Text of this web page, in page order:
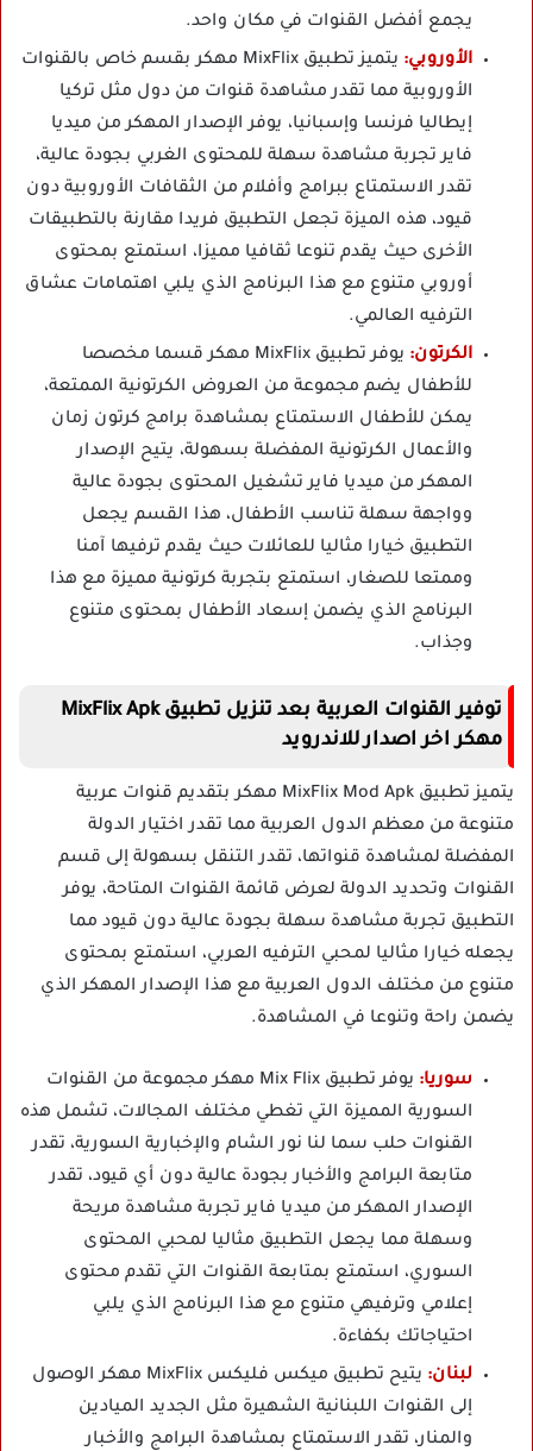
يجمع أفضل القنوات في مكان واحد.
الأوروبي:
يتميز تطبيق MixFlix مهكر بقسم خاص بالقنوات
الأوروبية مما تقدر مشاهدة قنوات من دول مثل تركيا
إيطاليا فرنسا وإسبانيا، يوفر الإصدار المهكر من ميديا
فاير تجربة مشاهدة سهلة للمحتوى الغربي بجودة عالية،
تقدر الاستمتاع ببرامج وأفلام من الثقافات الأوروبية دون
قيود، هذه الميزة تجعل التطبيق فريدا مقارنة بالتطبيقات
الأخرى حيث يقدم تنوعا ثقافيا مميزا، استمتع بمحتوى
أوروبي متنوع مع هذا البرنامج الذي يلبي اهتمامات عشاق
الترفيه العالمي.
الكرتون:
يوفر تطبيق MixFlix مهكر قسما مخصصا
للأطفال يضم مجموعة من العروض الكرتونية الممتعة،
يمكن للأطفال الاستمتاع بمشاهدة برامج كرتون زمان
والأعمال الكرتونية المفضلة بسهولة، يتيح الإصدار
المهكر من ميديا فاير تشغيل المحتوى بجودة عالية
وواجهة سهلة تناسب الأطفال، هذا القسم يجعل
التطبيق خيارا مثاليا للعائلات حيث يقدم ترفيها آمنا
وممتعا للصغار، استمتع بتجربة كرتونية مميزة مع هذا
البرنامج الذي يضمن إسعاد الأطفال بمحتوى متنوع
وجذاب.
توفير القنوات العربية بعد تنزيل تطبيق MixFlix Apk
مهكر اخر اصدار للاندرويد
يتميز تطبيق MixFlix Mod Apk مهكر بتقديم قنوات عربية
متنوعة من معظم الدول العربية مما تقدر اختيار الدولة
المفضلة لمشاهدة قنواتها، تقدر التنقل بسهولة إلى قسم
القنوات وتحديد الدولة لعرض قائمة القنوات المتاحة، يوفر
التطبيق تجربة مشاهدة سهلة بجودة عالية دون قيود مما
يجعله خيارا مثاليا لمحبي الترفيه العربي، استمتع بمحتوى
متنوع من مختلف الدول العربية مع هذا الإصدار المهكر الذي
يضمن راحة وتنوعا في المشاهدة.
سوريا:
يوفر تطبيق Mix Flix مهكر مجموعة من القنوات
السورية المميزة التي تغطي مختلف المجالات، تشمل هذه
القنوات حلب سما لنا نور الشام والإخبارية السورية، تقدر
متابعة البرامج والأخبار بجودة عالية دون أي قيود، تقدر
الإصدار المهكر من ميديا فاير تجربة مشاهدة مريحة
وسهلة مما يجعل التطبيق مثاليا لمحبي المحتوى
السوري، استمتع بمتابعة القنوات التي تقدم محتوى
إعلامي وترفيهي متنوع مع هذا البرنامج الذي يلبي
احتياجاتك بكفاءة.
لبنان:
يتيح تطبيق ميكس فليكس MixFlix مهكر الوصول
إلى القنوات اللبنانية الشهيرة مثل الجديد الميادين
والمنار، تقدر الاستمتاع بمشاهدة البرامج والأخبار